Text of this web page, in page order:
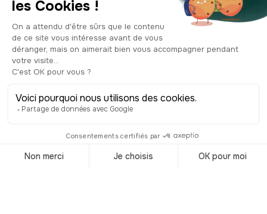
Soutenue par les grandes puissances
du monde, la Grèce obtiendra
finalement son indépendance en 1832,
après 4 siècles sous la domination
ottomane. Ce quartier situé à deux pas
de l’Acropole dévoile des maisons des
XIXe et XXe siècles de style néo-
classique et moderniste. Loin des
centre-ville, il est plutôt agréable de se
balader ici, d’autant que vous aurez